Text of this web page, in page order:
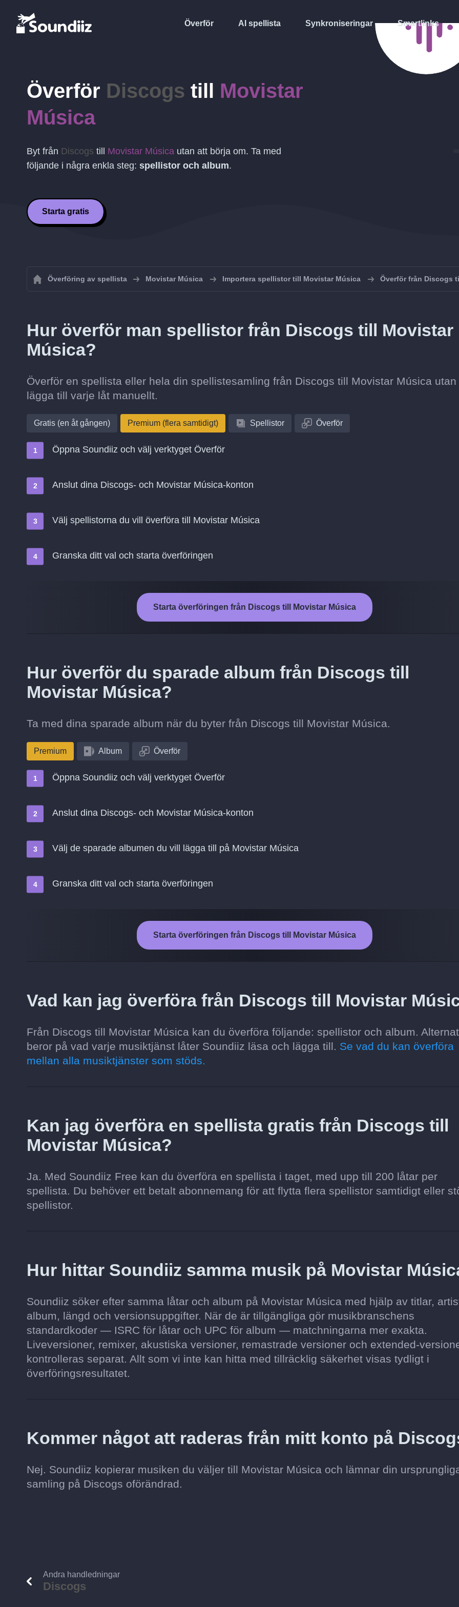
Överför AI spellista Synkroniseringar Smartlinks
Överför Discogs till Movistar
Música
Byt från Discogs till Movistar Música utan att börja om. Ta med
följande i några enkla steg: spellistor och album.
Starta gratis
Överföring av spellista Movistar Música Importera spellistor till Movistar Música Överför från Discogs
Hur överför man spellistor från Discogs till Movistar
Música?
Överför en spellista eller hela din spellistesamling från Discogs till Movistar Música utan
lägga till varje låt manuellt.
Gratis (en åt gången) Premium (flera samtidigt) Spellistor Överför
Öppna Soundiiz och välj verktyget Överför
Anslut dina Discogs- och Movistar Música-konton
Välj spellistorna du vill överföra till Movistar Música
Granska ditt val och starta överföringen
Starta överföringen från Discogs till Movistar Música
Hur överför du sparade album från Discogs till
Movistar Música?
Ta med dina sparade album när du byter från Discogs till Movistar Música.
Premium Album Överför
Öppna Soundiiz och välj verktyget Överför
Anslut dina Discogs- och Movistar Música-konton
Välj de sparade albumen du vill lägga till på Movistar Música
Granska ditt val och starta överföringen
Starta överföringen från Discogs till Movistar Música
Vad kan jag överföra från Discogs till Movistar
Från Discogs till Movistar Música kan du överföra följande: spellistor och album.
beror på vad varje musiktjänst låter Soundiiz läsa och lägga till. Se vad du kan överföra
mellan alla musiktjänster som stöds.
Kan jag överföra en spellista gratis från Discogs till
Movistar Música?
Ja. Med Soundiiz Free kan du överföra en spellista i taget, med upp till 200 låtar per
spellista. Du behöver ett betalt abonnemang för att flytta flera spellistor samtidigt eller
spellistor.
Hur hittar Soundiiz samma musik på Movistar
Soundiiz söker efter samma låtar och album på Movistar Música med hjälp av titlar,
album, längd och versionsuppgifter. När de är tillgängliga gör musikbranschens
standardkoder — ISRC för låtar och UPC för album — matchningarna mer exakta.
Liveversioner, remixer, akustiska versioner, remastrade versioner och extended-
kontrolleras separat. Allt som vi inte kan hitta med tillräcklig säkerhet visas tydligt i
överföringsresultatet.
Kommer något att raderas från mitt konto på
Nej. Soundiiz kopierar musiken du väljer till Movistar Música och lämnar din
samling på Discogs oförändrad.
Andra handledningar
Discogs